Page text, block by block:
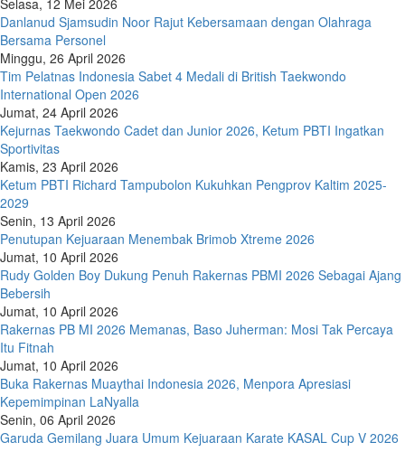
Selasa, 12 Mei 2026
Danlanud Sjamsudin Noor Rajut Kebersamaan dengan Olahraga
Bersama Personel
Minggu, 26 April 2026
Tim Pelatnas Indonesia Sabet 4 Medali di British Taekwondo
International Open 2026
Jumat, 24 April 2026
Kejurnas Taekwondo Cadet dan Junior 2026, Ketum PBTI Ingatkan
Sportivitas
Kamis, 23 April 2026
Ketum PBTI Richard Tampubolon Kukuhkan Pengprov Kaltim 2025-
2029
Senin, 13 April 2026
Penutupan Kejuaraan Menembak Brimob Xtreme 2026
Jumat, 10 April 2026
Rudy Golden Boy Dukung Penuh Rakernas PBMI 2026 Sebagai Ajang
Bebersih
Jumat, 10 April 2026
Rakernas PB MI 2026 Memanas, Baso Juherman: Mosi Tak Percaya
Itu Fitnah
Jumat, 10 April 2026
Buka Rakernas Muaythai Indonesia 2026, Menpora Apresiasi
Kepemimpinan LaNyalla
Senin, 06 April 2026
Garuda Gemilang Juara Umum Kejuaraan Karate KASAL Cup V 2026